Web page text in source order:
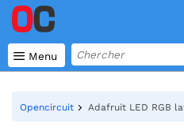
 Menu
Opencircuit Adafruit LED RGB